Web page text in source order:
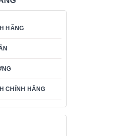
HÃNG
CHÍNH HÃNG